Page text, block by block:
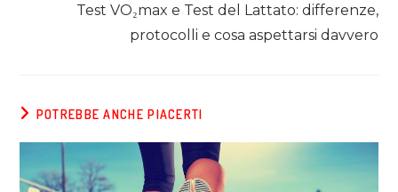
Test VO₂max e Test del Lattato: differenze,
protocolli e cosa aspettarsi davvero
POTREBBE ANCHE PIACERTI